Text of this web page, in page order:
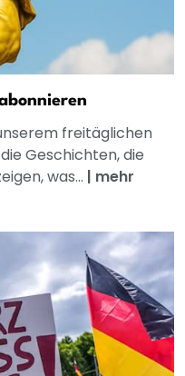
freitäglichen
Geschichten, die
was... | mehr